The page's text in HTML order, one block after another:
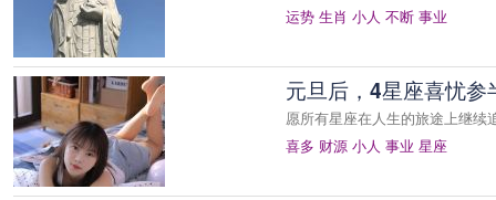
运势 生肖 小人 不断 事业
元旦后，4星座喜忧
愿所有星座在人生的旅途上继
喜多 财源 小人 事业 星座